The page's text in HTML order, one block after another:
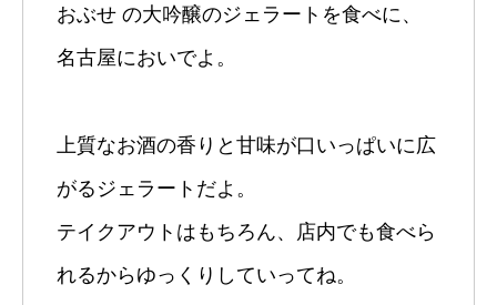
おぶせ の大吟醸のジェラートを食べに、
名古屋においでよ。
上質なお酒の香りと甘味が口いっぱいに広
がるジェラートだよ。
テイクアウトはもちろん、店内でも食べら
れるからゆっくりしていってね。